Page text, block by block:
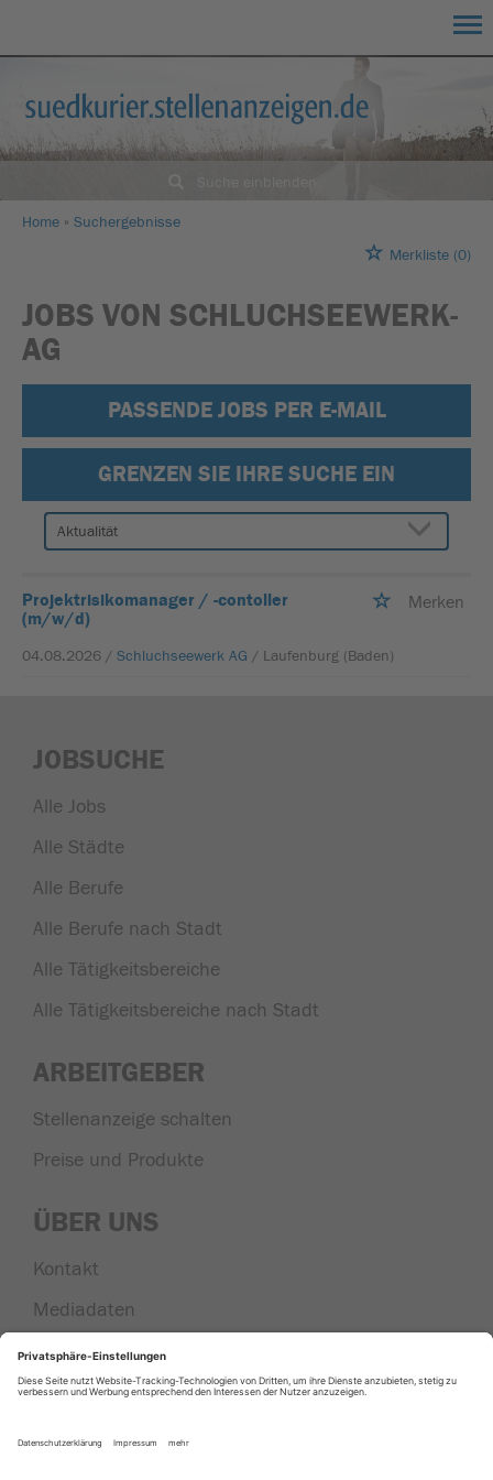
Home
Suchergebnisse
Merkliste (0)
JOBS VON SCHLUCHSEEWERK-
AG
PASSENDE JOBS PER E-MAIL
GRENZEN SIE IHRE SUCHE EIN
Projektrisikomanager / -contoller
(m/w/d)
Merken
04.08.2026 / Schluchseewerk AG / Laufenburg (Baden)
JOBSUCHE
Alle Jobs
Alle Städte
Alle Berufe
Alle Berufe nach Stadt
Alle Tätigkeitsbereiche
Alle Tätigkeitsbereiche nach Stadt
ARBEITGEBER
Stellenanzeige schalten
Preise und Produkte
ÜBER UNS
Kontakt
Mediadaten
Nachrichten aus der Region
AGB |